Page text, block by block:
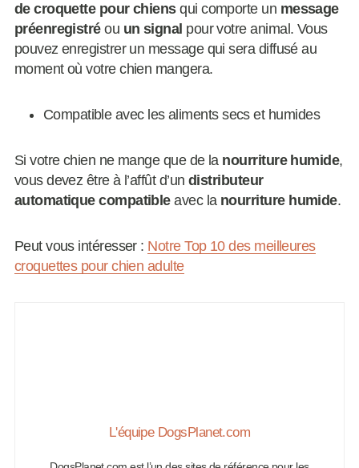
de croquette pour chiensqui comporte un message
préenregistréou un signal pour votre animal. Vous
pouvez enregistrer un message qui sera diffusé au
moment où votre chien mangera.
Compatible avec les aliments secs et humides
Si votre chien ne mange que de la nourriture humide,
vous devez être à l’affût d’undistributeur
automatique compatibleavec la nourriture humide.
Peut vous intéresser : Notre Top 10 des meilleures
croquettes pour chien adulte
L'équipe DogsPlanet.com